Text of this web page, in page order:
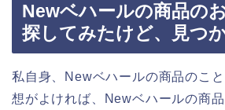
Newベハールの商品の
探してみたけど、見つ
私自身、Newベハールの商品のこ
想がよければ、Newベハールの商